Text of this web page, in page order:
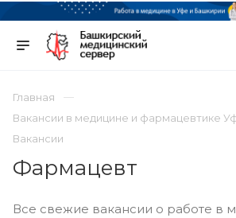
Главная
Вакансии в медицине и фармацевтике
Вакансии
Фармацевт
Все свежие вакансии о работе в